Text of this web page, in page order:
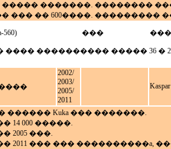
�������. ��������
��� �� 600����. ���������
560) ���
2 �� ���� ���������� �����
2002/
2003/
2005/
2011
Kaspar
Kuka ��� �������.
14 000 �����.
2005 ���.
2011 ��� ��� ����������a,